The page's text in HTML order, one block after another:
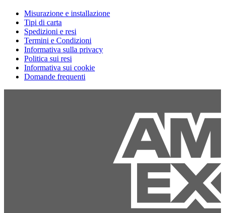
Misurazione e installazione
Tipi di carta
Spedizioni e resi
Termini e Condizioni
Informativa sulla privacy
Politica sui resi
Informativa sui cookie
Domande frequenti